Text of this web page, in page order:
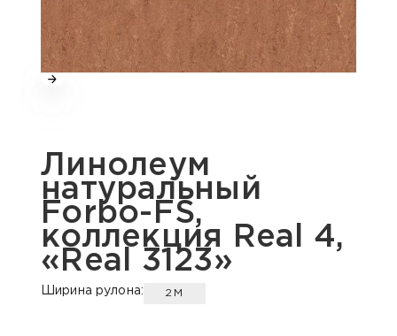
Линолеум
натуральный
Forbo-FS,
коллекция Real 4,
«Real 3123»
Ширина рулона: 2М